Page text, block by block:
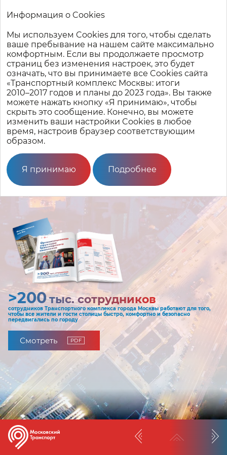
Транспортный комплекс Москвы: итоги 2010–2017 годов
и планы до 2023 года
Транспортныйкомплекс
Москвы
Организационная структура
Транспортного комплекса
>200тыс. сотрудников
сотрудников Транспортного комплекса города Москвы работают для того,
чтобы все жители и гости столицы быстро, комфортно и безопасно
передвигались по городу
Смотреть
Информация о Cookies
Мы используем Cookies для того, чтобы сделать
ваше пребывание на нашем сайте максимально
комфортным. Если вы продолжаете просмотр
страниц без изменения настроек, это будет
означать, что вы принимаете все Cookies сайта
«Транспортный комплекс Москвы: итоги
2010–2017 годов и планы до 2023 года». Вы также
можете нажать кнопку «Я принимаю», чтобы
скрыть это сообщение. Конечно, вы можете
изменить ваши настройки Cookies в любое
время, настроив браузер соответствующим
образом.
Я принимаю Подробнее